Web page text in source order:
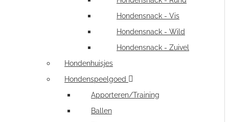
Hondensnack - Vis
Hondensnack - Wild
Hondensnack - Zuivel
Hondenhuisjes
Hondenspeelgoed
Apporteren/Training
Ballen